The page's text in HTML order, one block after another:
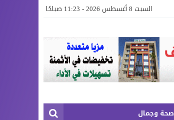
السبت 8 أغسطس 2026 - 11:23 صباحًا
صحة وجمال